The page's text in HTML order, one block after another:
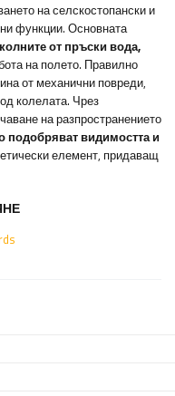
на селскостопански и
функции. Основната
от пръски вода,
на полето. Правилно
от механични повреди,
колелата. Чрез
на разпространението
подобряват видимостта и
елемент, придаващ